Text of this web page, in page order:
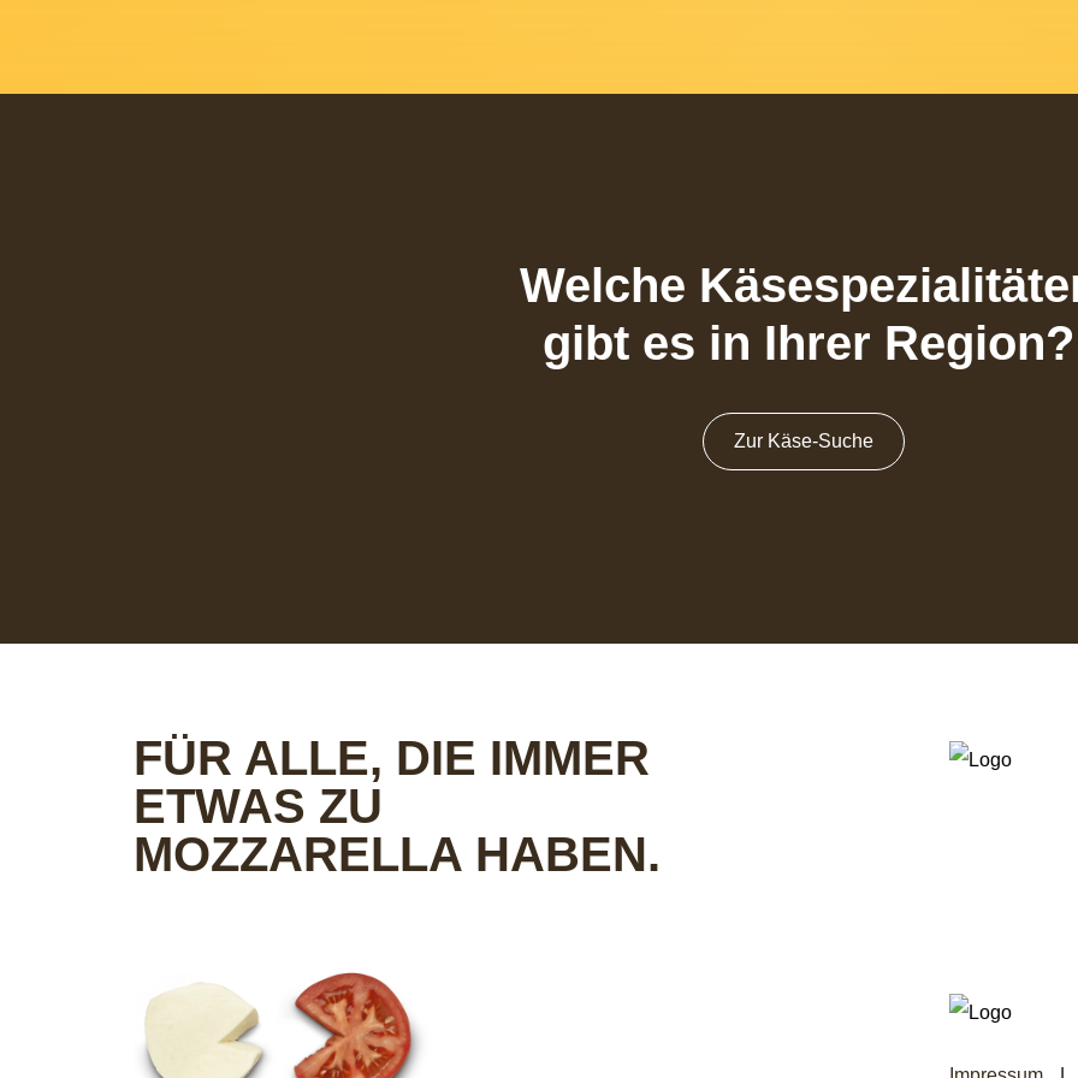
Welche
gibt es in Ihrer Region?
Zur Käse-Suche
FÜR ALLE, DIE IMMER
ETWAS ZU
MOZZARELLA HABEN.